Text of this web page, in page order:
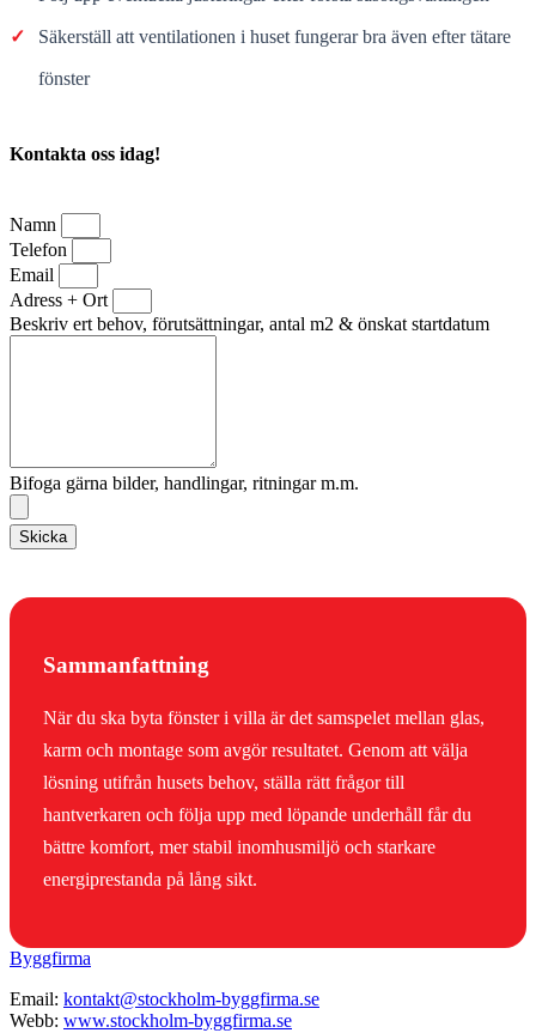
✓ Säkerställ att ventilationen i huset fungerar bra även efter tätare
fönster
Kontakta oss idag!
Namn
Telefon
Email
Adress + Ort
Beskriv ert behov, förutsättningar, antal m2 & önskat startdatum
Bifoga gärna bilder, handlingar, ritningar m.m.
Skicka
Sammanfattning
När du ska byta fönster i villa är det samspelet mellan glas,
karm och montage som avgör resultatet. Genom att välja
lösning utifrån husets behov, ställa rätt frågor till
hantverkaren och följa upp med löpande underhåll får du
bättre komfort, mer stabil inomhusmiljö och starkare
energiprestanda på lång sikt.
Byggfirma
Email: kontakt@stockholm-byggfirma.se
Webb: www.stockholm-byggfirma.se